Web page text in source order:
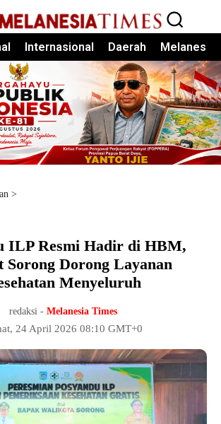
Internasional Daerah Melanesia
>
ILP Resmi Hadir di HBM,
Sorong Dorong Layanan
Menyeluruh
redaksi - Melanesia Times
24 April 2026 08:10 GMT+0